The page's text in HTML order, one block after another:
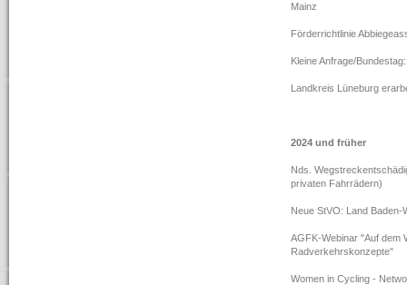
Mainz
Förderrichtlinie
Kleine Anfrage/
Landkreis Lüneburg
2024 und früher
Nds.
privaten Fahrrädern)
Neue StVO: Land
AGFK-Webinar "Auf dem
Radverkehrskonzepte"
Women in Cycling -